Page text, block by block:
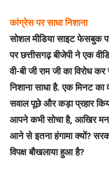
कांग्रेस पर साधा निशाना
सोशल मीडिया साइट फेसबुक
पर छत्तीसगढ़ बीजेपी ने एक
वी-बी जी राम जी का विरोध
निशाना साधा है. एक मिनट
सवाल पूछे और कड़ा प्रहार
आपने कभी सोचा है, आखिर
आने से इतना हंगामा क्यों?
विपक्ष बौखलाया हुआ है?